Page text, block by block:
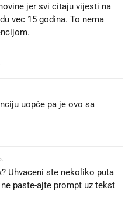
jer svi citaju vijesti na
vec 15 godina. To nema
uopće pa je ovo sa
Uhvaceni ste nekoliko puta
paste-ajte prompt uz tekst